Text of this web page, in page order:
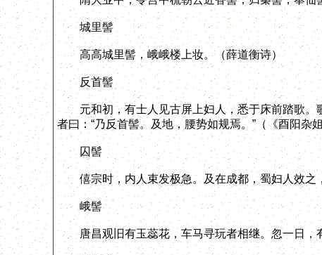
城里髻
高高城里髻，峨峨楼上妆。（薛道衡诗）
反首髻
元和初，有士人见古屏上妇人，悉于床前踏歌。歌
者曰：“乃反首髻。及地，腰势如规焉。”（《酉阳杂姐
囚髻
僖宗时，内人束发极急。及在成都，蜀妇人效之
峨髻
唐昌观旧有玉蕊花，车马寻玩者相继。忽一日，有